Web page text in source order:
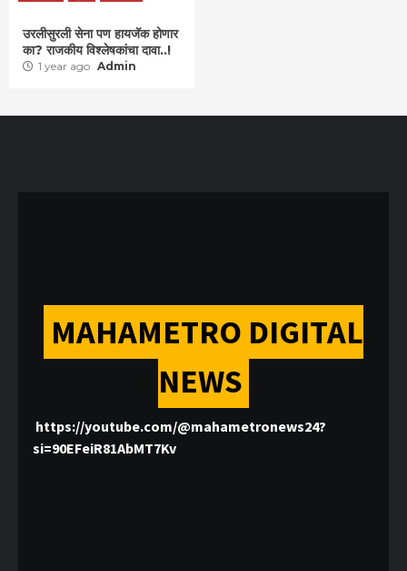
उरलीसुरली सेना पण हायजॅक होणार
का? राजकीय विश्लेषकांचा दावा..!
1 year ago Admin
MAHAMETRO DIGITAL
NEWS
https://youtube.com/@mahametronews24?
si=90EFeiR81AbMT7Kv